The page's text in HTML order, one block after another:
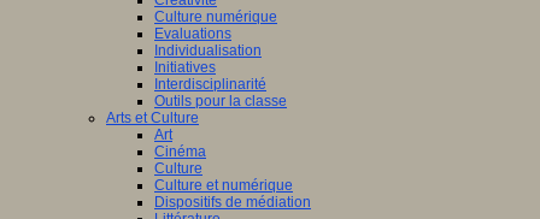
Culture numérique
Evaluations
Individualisation
Initiatives
Interdisciplinarité
Outils pour la classe
Arts et Culture
Art
Cinéma
Culture
Culture et numérique
Dispositifs de médiation